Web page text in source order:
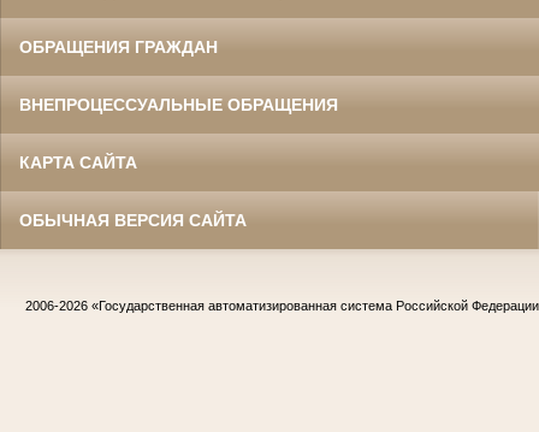
ОБРАЩЕНИЯ ГРАЖДАН
ВНЕПРОЦЕССУАЛЬНЫЕ ОБРАЩЕНИЯ
КАРТА САЙТА
ОБЫЧНАЯ ВЕРСИЯ САЙТА
2006-2026 «Государственная автоматизированная система Российской